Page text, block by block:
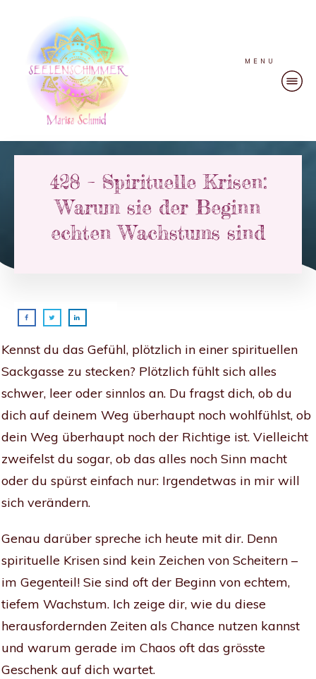
MENU
428 – Spirituelle Krisen:
Warum sie der Beginn
echten Wachstums sind
Kennst du das Gefühl, plötzlich in einer spirituellen
Sackgasse zu stecken? Plötzlich fühlt sich alles
schwer, leer oder sinnlos an. Du fragst dich, ob du
dich auf deinem Weg überhaupt noch wohlfühlst, ob
dein Weg überhaupt noch der Richtige ist. Vielleicht
zweifelst du sogar, ob das alles noch Sinn macht
oder du spürst einfach nur: Irgendetwas in mir will
sich verändern.
Genau darüber spreche ich heute mit dir. Denn
spirituelle Krisen sind kein Zeichen von Scheitern –
im Gegenteil! Sie sind oft der Beginn von echtem,
tiefem Wachstum. Ich zeige dir, wie du diese
herausfordernden Zeiten als Chance nutzen kannst
und warum gerade im Chaos oft das grösste
Geschenk auf dich wartet.